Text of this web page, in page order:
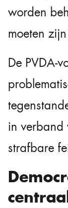
worden
moeten
De PVDA-
in verband
strafbare